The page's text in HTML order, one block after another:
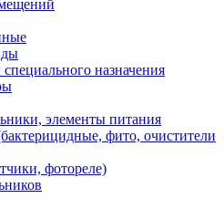
назначения
элементы питания
фито, очистители
фотореле)